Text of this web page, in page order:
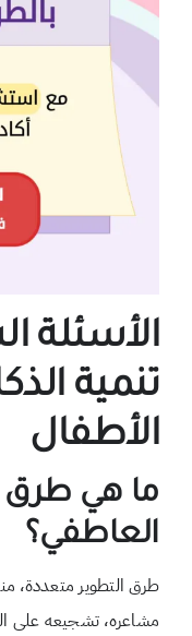
الأسئلة
تنمية
الأطفال
ما هي طرق
العاطفي؟
طرق التطوير متعددة،
مشاعره، تشجيعه على